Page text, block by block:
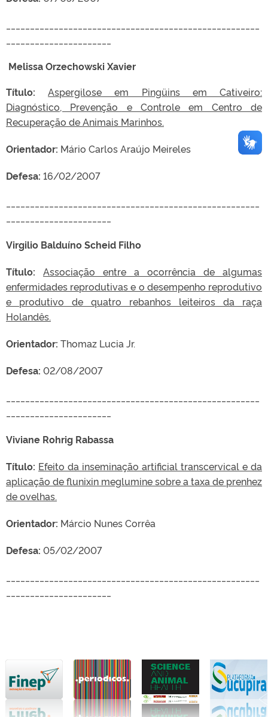
Melissa Orzechowski Xavier
Título:Aspergilose em Pingüins em Cativeiro:
Diagnóstico, Prevenção e Controle em Centro de
Recuperação de Animais Marinhos.
Orientador: Mário Carlos Araújo Meireles
Defesa: 16/02/2007
Virgilio Balduíno Scheid Filho
Título: Associação entre a ocorrência de algumas
enfermidades reprodutivas e o desempenho reprodutivo
e produtivo de quatro rebanhos leiteiros da raça
Holandês.
Orientador: Thomaz Lucia Jr.
Defesa: 02/08/2007
Viviane Rohrig Rabassa
Título: Efeito da inseminação artificial transcervical e da
aplicação de flunixin meglumine sobre a taxa de prenhez
de ovelhas.
Orientador: Márcio Nunes Corrêa
Defesa: 05/02/2007